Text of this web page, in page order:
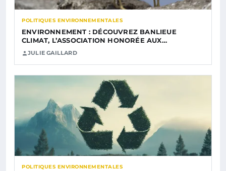
POLITIQUES ENVIRONNEMENTALES
ENVIRONNEMENT : DÉCOUVREZ BANLIEUE
CLIMAT, L’ASSOCIATION HONORÉE AUX…
JULIE GAILLARD
POLITIQUES ENVIRONNEMENTALES